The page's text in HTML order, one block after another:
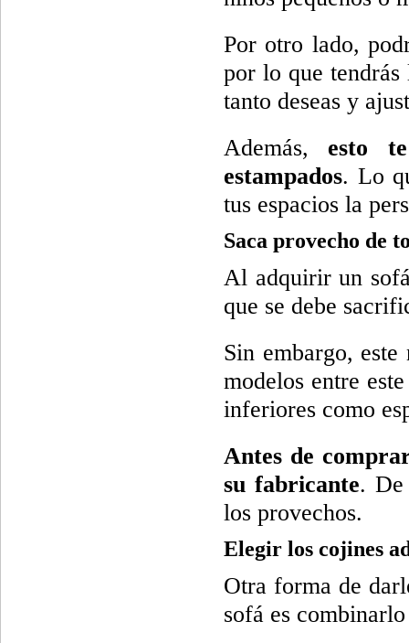
Por otro lado,
por lo que
tanto deseas y
Además, esto
estampados. Lo
tus espacios la
Saca provecho de
Al adquirir un
que se debe
Sin embargo,
modelos entre
inferiores como
Antes de
su fabricante. De
los provechos.
Elegir los cojines
Otra forma de
sofá es